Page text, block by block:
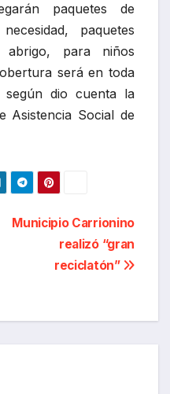
paquetes de
paquetes
para niños
será en toda
dio cuenta la
Asistencia Social de
Municipio Carrionino
realizó “gran
reciclatón”